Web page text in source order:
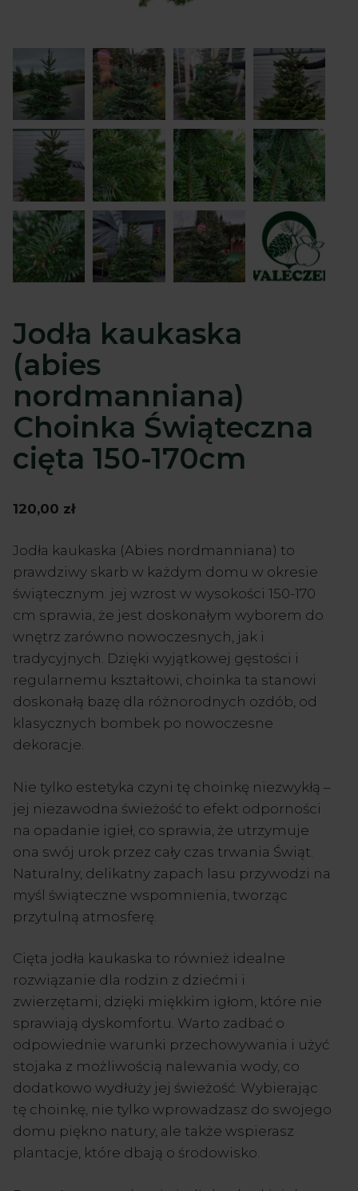
Jodła kaukaska
(abies
nordmanniana)
Choinka Świąteczna
cięta 150-170cm
120,00 zł
Jodła kaukaska (Abies nordmanniana) to
prawdziwy skarb w każdym domu w okresie
świątecznym. jej wzrost w wysokości 150-170
cm sprawia, że jest doskonałym wyborem do
wnętrz zarówno nowoczesnych, jak i
tradycyjnych. Dzięki wyjątkowej gęstości i
regularnemu kształtowi, choinka ta stanowi
doskonałą bazę dla różnorodnych ozdób, od
klasycznych bombek po nowoczesne
dekoracje.
Nie tylko estetyka czyni tę choinkę niezwykłą –
jej niezawodna świeżość to efekt odporności
na opadanie igieł, co sprawia, że utrzymuje
ona swój urok przez cały czas trwania Świąt.
Naturalny, delikatny zapach lasu przywodzi na
myśl świąteczne wspomnienia, tworząc
przytulną atmosferę.
Cięta jodła kaukaska to również idealne
rozwiązanie dla rodzin z dziećmi i
zwierzętami, dzięki miękkim igłom, które nie
sprawiają dyskomfortu. Warto zadbać o
odpowiednie warunki przechowywania i użyć
stojaka z możliwością nalewania wody, co
dodatkowo wydłuży jej świeżość. Wybierając
tę choinkę, nie tylko wprowadzasz do swojego
domu piękno natury, ale także wspierasz
plantacje, które dbają o środowisko.